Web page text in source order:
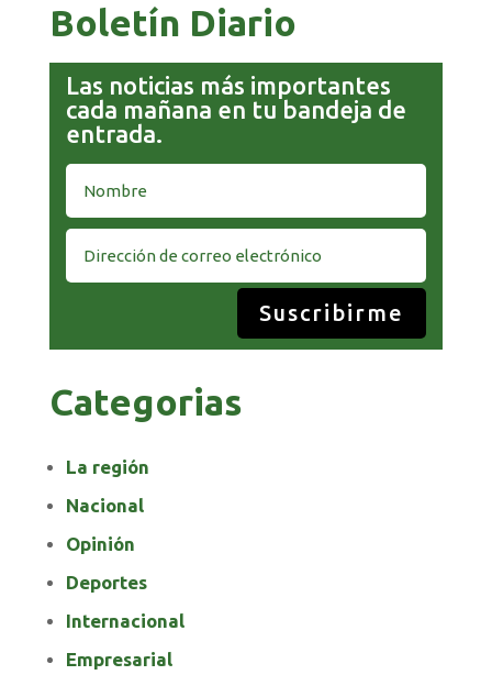
Boletín Diario
Las noticias más importantes
cada mañana en tu bandeja de
entrada.
Suscribirme
Categorias
La región
Nacional
Opinión
Deportes
Internacional
Empresarial